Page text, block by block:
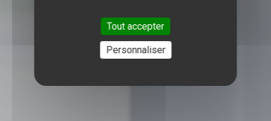
Tout accepter
Personnaliser